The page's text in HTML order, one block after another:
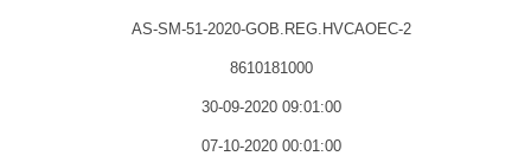
AS-SM-51-2020-GOB.REG.HVCAOEC-2
8610181000
30-09-2020 09:01:00
07-10-2020 00:01:00